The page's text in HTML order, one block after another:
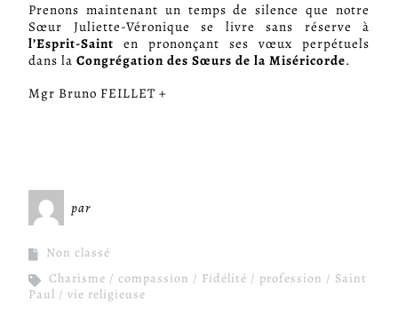
Prenons maintenant un temps de silence que notre
Sœur Juliette-Véronique se livre sans réserve à
l’Esprit-Saint en prononçant ses vœux perpétuels
dans la Congrégation des Sœurs de la Miséricorde.
Mgr Bruno FEILLET +
par
Non classé
Charisme
compassion Fidélité profession
Saint
Paul
vie religieuse